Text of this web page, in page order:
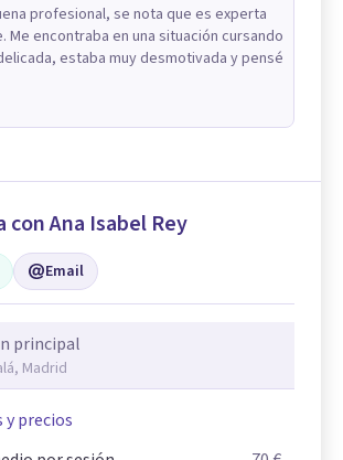
profesional, se nota que es experta
Me encontraba en una situación cursando
estaba muy desmotivada y pensé
con Ana Isabel Rey
Email
principal
Madrid
y precios